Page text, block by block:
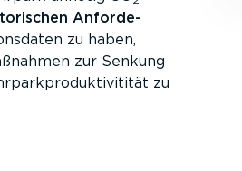
Anfor­de­
zu haben,
zur Senkung
zu